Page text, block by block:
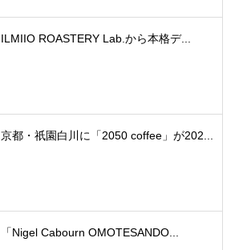
ILMIIO ROASTERY Lab.から本格デ...
京都・祇園白川に「2050 coffee」が202...
「Nigel Cabourn OMOTESANDO...